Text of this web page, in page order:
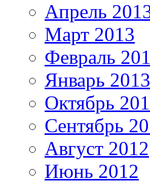
Апрель
Март 2013
Февраль
Январь 2013
Октябрь
Сентябрь
Август 2012
Июнь 2012